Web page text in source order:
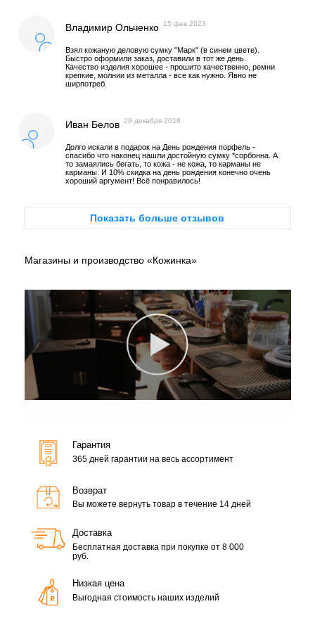
Владимир Ольченко 15 фев 2023
Взял кожаную деловую сумку "Марк" (в синем цвете).
Быстро оформили заказ, доставили в тот же день.
Качество изделия хорошее - прошито качественно, ремни
крепкие, молнии из металла - все как нужно. Явно не
ширпотреб.
Иван Белов 29 декабря 2018
Долго искали в подарок на День рождения порфель -
спасибо что наконец нашли достойную сумку *сорбонна. А
то замаялись бегать, то кожа - не кожа, то карманы не
карманы. И 10% скидка на день рождения конечно очень
хороший аргумент! Всё понравилось!
Показать больше отзывов
Магазины и производство «Кожинка»
Гарантия
365 дней гарантии на весь ассортимент
Возврат
Вы можете вернуть товар в течение 14 дней
Доставка
Бесплатная доставка при покупке от 8 000
руб.
Низкая цена
Выгодная стоимость наших изделий